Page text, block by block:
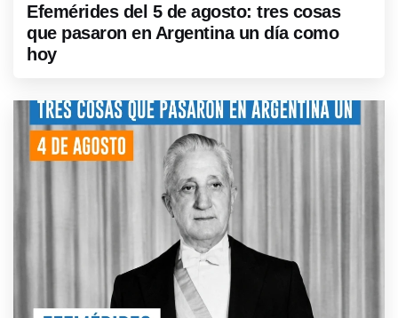
Efemérides del 5 de agosto: tres cosas
que pasaron en Argentina un día como
hoy